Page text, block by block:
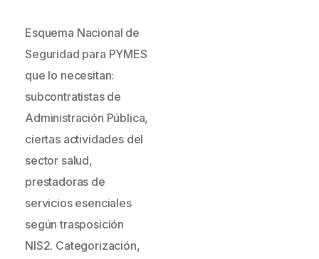
Esquema Nacional de
Seguridad para PYMES
que lo necesitan:
subcontratistas de
Administración Pública,
ciertas actividades del
sector salud,
prestadoras de
servicios esenciales
según trasposición
NIS2. Categorización,